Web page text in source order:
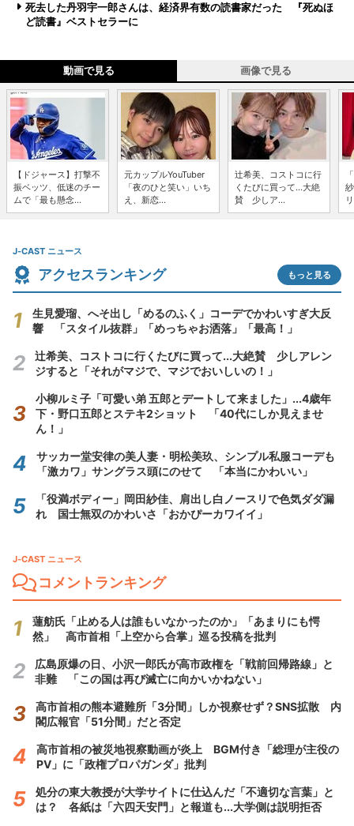
死去した丹羽宇一郎さんは、経済界有数の読書家だった 『死ぬほ
ど読書』ベストセラーに
動画で見る 画像で見る
【ドジャース】打撃不
振ベッツ、低迷のチー
ムで「最も懸念...
元カップルYouTuber
「夜のひと笑い」いち
え、新恋...
辻希美、コストコに行
くたびに買って...大絶
賛 少しア...
J-CAST ニュース
アクセスランキング もっと見る
生見愛瑠、へそ出し「めるのふく」コーデでかわいすぎ大反
響 「スタイル抜群」「めっちゃお洒落」「最高！」
辻希美、コストコに行くたびに買って...大絶賛 少しアレン
ジすると「それがマジで、マジでおいしいの！」
小柳ルミ子「可愛い弟 五郎とデートして来ました」...4歳年
下・野口五郎とステキ2ショット 「40代にしか見えませ
ん！」
サッカー堂安律の美人妻・明松美玖、シンプル私服コーデも
「激カワ」サングラス頭にのせて 「本当にかわいい」
「役満ボディー」岡田紗佳、肩出し白ノースリで色気ダダ漏
れ 国士無双のかわいさ「おかぴーカワイイ」
J-CAST ニュース
コメントランキング
蓮舫氏「止める人は誰もいなかったのか」「あまりにも愕
然」 高市首相「上空から合掌」巡る投稿を批判
広島原爆の日、小沢一郎氏が高市政権を「戦前回帰路線」と
非難 「この国は再び滅亡に向かいかねない」
高市首相の熊本避難所「3分間」しか視察せず？SNS拡散 内
閣広報官「51分間」だと否定
高市首相の被災地視察動画が炎上 BGM付き「総理が主役の
PV」に「政権プロパガンダ」批判
処分の東大教授が大学サイトに仕込んだ「不適切な言葉」と
は？ 各紙は「六四天安門」と報道も...大学側は説明拒否